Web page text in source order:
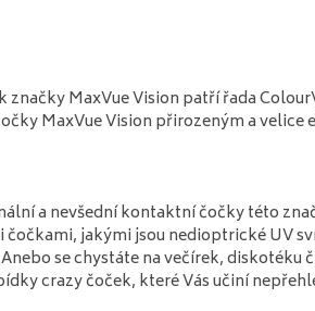
MaxVue Vision patří řada
MaxVue Vision přirozeným a
a nevšední kontaktní čočky této
jakými jsou nedioptrické UV
se chystáte na večírek, diskotéku
crazy čoček, které Vás učiní